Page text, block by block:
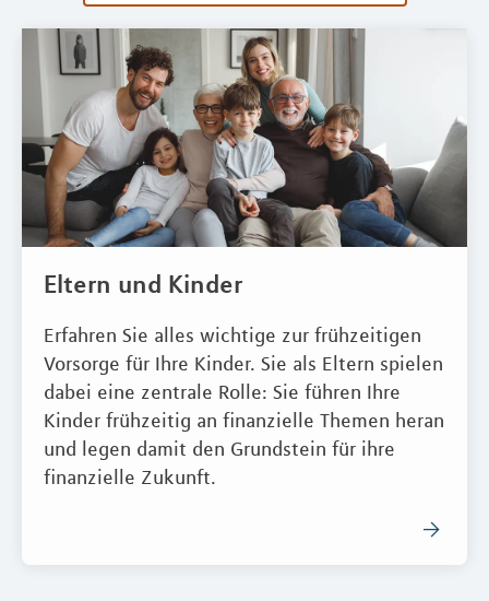
Eltern und Kinder
Erfahren Sie alles wichtige zur frühzeitigen
Vorsorge für Ihre Kinder. Sie als Eltern spielen
dabei eine zentrale Rolle: Sie führen Ihre
Kinder frühzeitig an finanzielle Themen heran
und legen damit den Grundstein für ihre
finanzielle Zukunft.